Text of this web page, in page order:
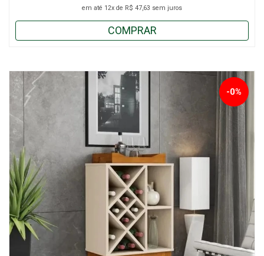
em até 12x de R$ 47,63 sem juros
COMPRAR
-0%